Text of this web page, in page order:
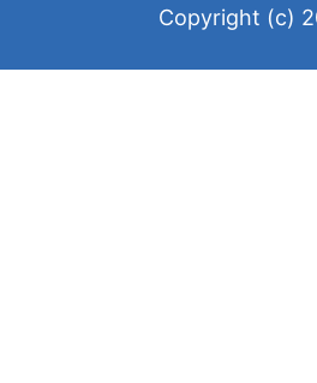
Copyright (c)